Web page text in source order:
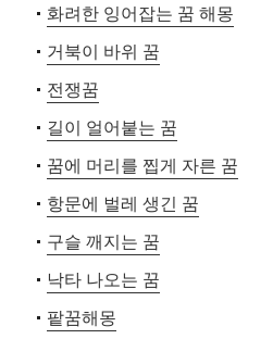
화려한 잉어잡는 꿈 해몽
거북이 바위 꿈
전쟁꿈
길이 얼어붙는 꿈
꿈에 머리를 찝게 자른 꿈
항문에 벌레 생긴 꿈
구슬 깨지는 꿈
낙타 나오는 꿈
팥꿈해몽